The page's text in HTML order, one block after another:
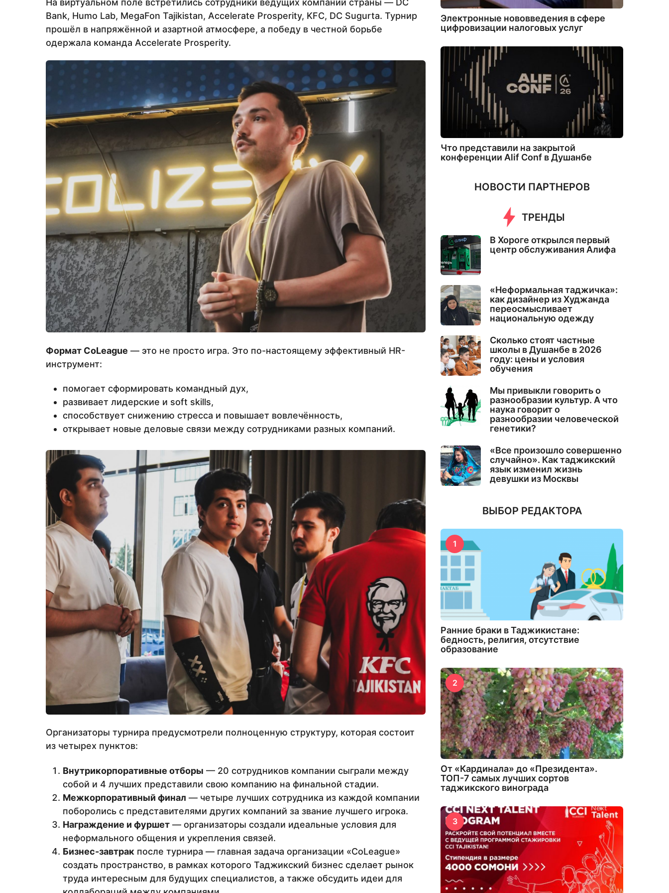
На виртуальном поле встретились сотрудники ведущих компаний страны — DC
Bank, Humo Lab, MegaFon Tajikistan, Accelerate Prosperity, KFC, DC Sugurta. Турнир
прошёл в напряжённой и азартной атмосфере, а победу в честной борьбе
одержала команда Accelerate Prosperity.
Формат CoLeague — это не просто игра. Это по-настоящему эффективный HR-
инструмент:
помогает сформировать командный дух,
развивает лидерские и soft skills,
способствует снижению стресса и повышает вовлечённость,
открывает новые деловые связи между сотрудниками разных компаний.
Организаторы турнира предусмотрели полноценную структуру, которая состоит
из четырех пунктов:
Внутрикорпоративные отборы — 20 сотрудников компании сыграли между
собой и 4 лучших представили свою компанию на финальной стадии.
Межкорпоративный финал — четыре лучших сотрудника из каждой компании
поборолись с представителями других компаний за звание лучшего игрока.
Награждение и фуршет— организаторы создали идеальные условия для
неформального общения и укрепления связей.
Бизнес-завтракпосле турнира — главная задача организации «CoLeague»
создать пространство, в рамках которого Таджикский бизнес сделает рынок
труда интересным для будущих специалистов, а также обсудить идеи для
Электронные нововведения в сфере
цифровизации налоговых услуг
Что представили на закрытой
конференции Alif Conf в Душанбе
НОВОСТИ ПАРТНЕРОВ
ТРЕНДЫ
В Хороге открылся первый
центр обслуживания Алифа
«Неформальная таджичка»:
как дизайнер из Худжанда
переосмысливает
национальную одежду
Сколько стоят частные
школы в Душанбе в 2026
году: цены и условия
обучения
Мы привыкли говорить о
разнообразии культур. А что
наука говорит о
разнообразии человеческой
генетики?
«Все произошло совершенно
случайно». Как таджикский
язык изменил жизнь
девушки из Москвы
ВЫБОР РЕДАКТОРА
1
Ранние браки в Таджикистане:
бедность, религия, отсутствие
образование
2
От «Кардинала» до «Президента».
ТОП-7 самых лучших сортов
таджикского винограда
3